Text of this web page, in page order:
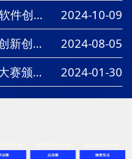
关于第八届“鲲鹏杯”山东新动能•软件创新 创业大赛获奖名单的公示
2024-10-09
第八届“鲲鹏杯”山东新动能·软件创新创业大赛，开始报名啦！
2024-08-05
第七届山东新动能软件创新创业大赛颁奖典礼暨5G全连接工厂创新研讨会在济南举行
2024-01-30